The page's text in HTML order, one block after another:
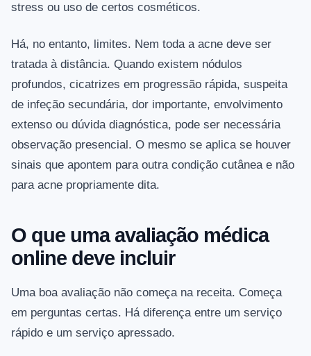
stress ou uso de certos cosméticos.
Há, no entanto, limites. Nem toda a acne deve ser
tratada à distância. Quando existem nódulos
profundos, cicatrizes em progressão rápida, suspeita
de infeção secundária, dor importante, envolvimento
extenso ou dúvida diagnóstica, pode ser necessária
observação presencial. O mesmo se aplica se houver
sinais que apontem para outra condição cutânea e não
para acne propriamente dita.
O que uma avaliação médica
online deve incluir
Uma boa avaliação não começa na receita. Começa
em perguntas certas. Há diferença entre um serviço
rápido e um serviço apressado.